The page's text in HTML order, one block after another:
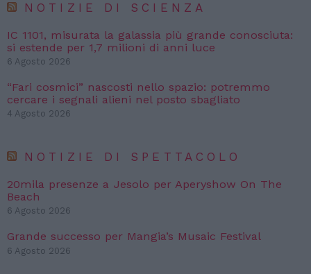
NOTIZIE DI SCIENZA
IC 1101, misurata la galassia più grande conosciuta:
si estende per 1,7 milioni di anni luce
6 Agosto 2026
“Fari cosmici” nascosti nello spazio: potremmo
cercare i segnali alieni nel posto sbagliato
4 Agosto 2026
NOTIZIE DI SPETTACOLO
20mila presenze a Jesolo per Aperyshow On The
Beach
6 Agosto 2026
Grande successo per Mangia’s Musaic Festival
6 Agosto 2026